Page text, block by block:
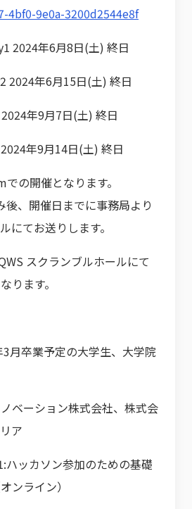
4bf0-9e0a-3200d2544e8f
2024年6月8日(土) 終日
6月15日(土) 終日
年9月7日(土) 終日
9月14日(土) 終日
の開催となります。
開催日までに事務局より
にてお送りします。
スクランブルホールにて
ります。
月卒業予定の大学生、大学院
ベーション株式会社、株式会
ア
ハッカソン参加のための基礎
ンライン）